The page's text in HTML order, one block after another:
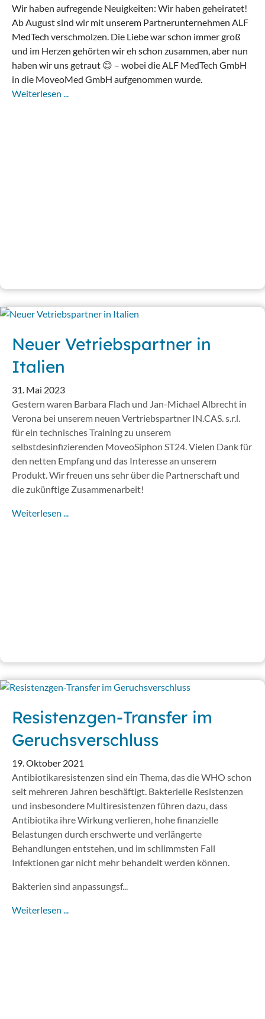
Wir haben aufregende Neuigkeiten: Wir haben geheiratet!
Ab August sind wir mit unserem Partnerunternehmen ALF
MedTech verschmolzen. Die Liebe war schon immer groß
und im Herzen gehörten wir eh schon zusammen, aber nun
haben wir uns getraut 😊 – wobei die ALF MedTech GmbH
in die MoveoMed GmbH aufgenommen wurde.
Weiterlesen ...
Neuer Vetriebspartner in
Italien
31. Mai 2023
Gestern waren Barbara Flach und Jan-Michael Albrecht in
Verona bei unserem neuen Vertriebspartner IN.CAS. s.r.l.
für ein technisches Training zu unserem
selbstdesinfizierenden MoveoSiphon ST24. Vielen Dank für
den netten Empfang und das Interesse an unserem
Produkt. Wir freuen uns sehr über die Partnerschaft und
die zukünftige Zusammenarbeit!
Weiterlesen ...
Resistenzgen-Transfer im
Geruchsverschluss
19. Oktober 2021
Antibiotikaresistenzen sind ein Thema, das die WHO schon
seit mehreren Jahren beschäftigt. Bakterielle Resistenzen
und insbesondere Multiresistenzen führen dazu, dass
Antibiotika ihre Wirkung verlieren, hohe finanzielle
Belastungen durch erschwerte und verlängerte
Behandlungen entstehen, und im schlimmsten Fall
Infektionen gar nicht mehr behandelt werden können.
Bakterien sind anpassungsf...
Weiterlesen ...